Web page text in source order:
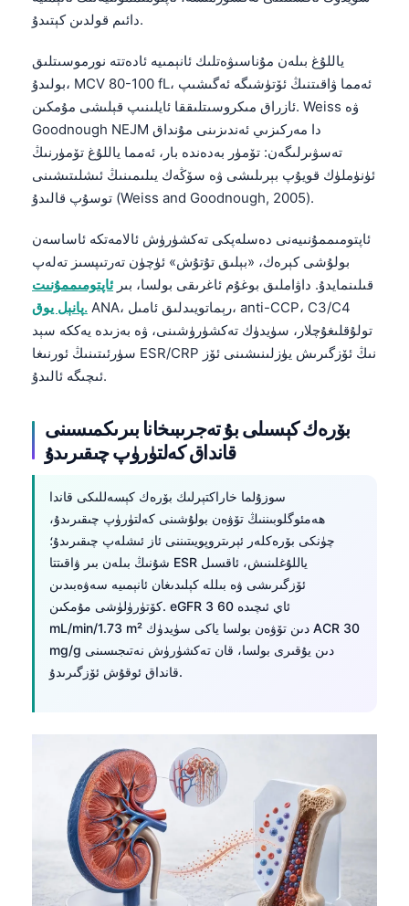
دائىم قولدىن كېتىدۇ.
ياللۇغ بىلەن مۇناسىۋەتلىك ئانېمىيە ئادەتتە نورموسىتلىق
بولىدۇ، MCV 80-100 fL، ئەمما ۋاقىتنىڭ ئۆتۈشىگە ئەگىشىپ
ئازراق مىكروسىتلىققا ئايلىنىپ قېلىشى مۇمكىن. Weiss ۋە
Goodnough NEJM دا مەركىزىي ئەندىزىنى مۇنداق
تەسۋىرلىگەن: تۆمۈر بەدەندە بار، ئەمما ياللۇغ تۆمۈرنىڭ
ئۈنۈملۈك قويۇپ بېرىلىشى ۋە سۆڭەك يىلىمىنىڭ ئىشلىتىشىنى
توسۇپ قالىدۇ (Weiss and Goodnough, 2005).
ئاپتومىممۇنىيەنى دەسلەپكى تەكشۈرۈش ئالامەتكە ئاساسەن
بولۇشى كېرەك، «بېلىق تۇتۇش» ئۈچۈن تەرتىپسىز تەلەپ
قىلىنمايدۇ. داۋاملىق بوغۇم ئاغرىقى بولسا، بىر ئاپتومىممۇنىت
پانېل يوق. ANA، رېماتويىدلىق ئامىل، anti-CCP، C3/C4
تولۇقلىغۇچلار، سۈيدۈك تەكشۈرۈشىنى، ۋە بەزىدە يەككە سېد
سۈرئىتىنىڭ ئورنىغا ESR/CRP نىڭ ئۆزگىرىش يۈزلىنىشىنى ئۆز
ئىچىگە ئالىدۇ.
بۆرەك كېسىلى بۇ تەجرىبىخانا بىرىكمىسىنى
قانداق كەلتۈرۈپ چىقىرىدۇ
سوزۇلما خاراكتېرلىك بۆرەك كېسەللىكى قاندا
ھەمئوگلوبىننىڭ تۆۋەن بولۇشىنى كەلتۈرۈپ چىقىرىدۇ،
چۈنكى بۆرەكلەر ئېرىتروپويىتىننى ئاز ئىشلەپ چىقىرىدۇ؛
شۇنىڭ بىلەن بىر ۋاقىتتا ESR ياللۇغلىنىش، ئاقسىل
ئۆزگىرىشى ۋە بىللە كېلىدىغان ئانېمىيە سەۋەبىدىن
كۆتۈرۈلۈشى مۇمكىن. eGFR 3 ئاي ئىچىدە 60
mL/min/1.73 m² دىن تۆۋەن بولسا ياكى سۈيدۈك ACR 30
mg/g دىن يۇقىرى بولسا، قان تەكشۈرۈش نەتىجىسىنى
قانداق ئوقۇش ئۆزگىرىدۇ.
Беларуская мова
Esperanto
Frysk
Ślōnskŏ gŏdka
Norsk bokmål